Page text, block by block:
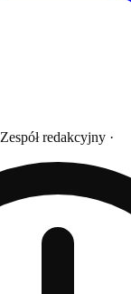
Zespół redakcyjny ·